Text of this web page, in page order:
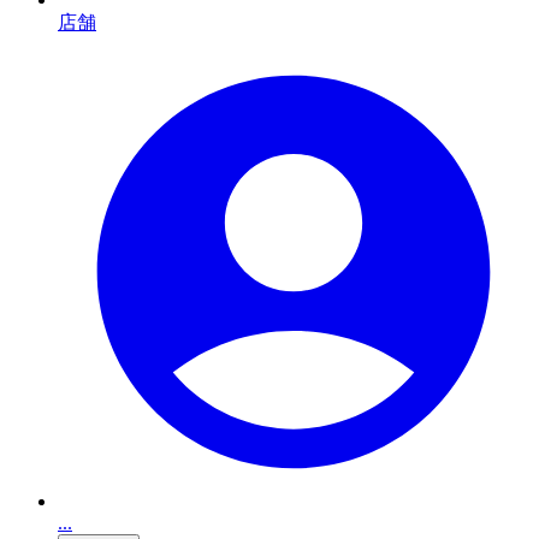
店舗
...